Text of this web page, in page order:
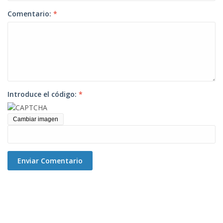
Comentario: *
Introduce el código: *
Cambiar imagen
Enviar Comentario